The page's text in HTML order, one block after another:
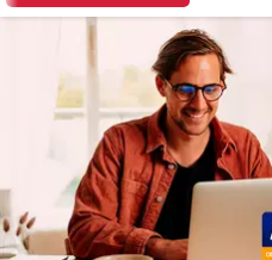
springen